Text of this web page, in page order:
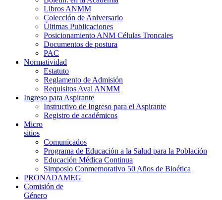
Libros ANMM
Colección de Aniversario
Últimas Publicaciones
Posicionamiento ANM Células Troncales
Documentos de postura
PAC
Normatividad
Estatuto
Reglamento de Admisión
Requisitos Aval ANMM
Ingreso para Aspirante
Instructivo de Ingreso para el Aspirante
Registro de académicos
Micro
sitios
Comunicados
Programa de Educación a la Salud para la Población
Educación Médica Continua
Simposio Conmemorativo 50 Años de Bioética
PRONADAMEG
Comisión de
Género